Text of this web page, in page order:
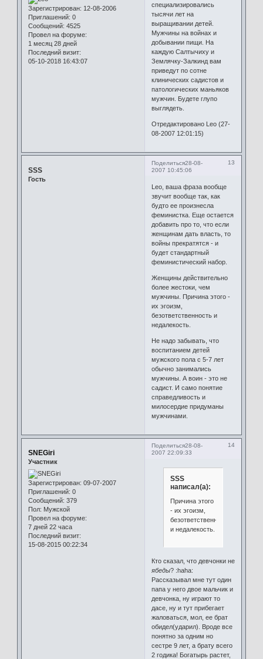
Зарегистрирован: 12-08-2006
Приглашений: 0
Сообщений: 4525
Провел на форуме:
1 месяц 28 дней
Последний визит:
05-10-2018 16:43:07
специализировались
тысячи лет на
выращивании детей.
Мужчины на войнах и
добывании пищи. На
каждую Салтычиху и
Землячку-Залкинд вам
приведут по сотне
клинических садистов и
патологических маньяков
мужчин. Будете глупо
выглядеть.
Отредактировано Leo (27-
08-2007 12:01:15)
Поделиться 13
28-08-
2007 10:45:06
SSS
Гость
Leo, ваша фраза вообще
звучит вообще так, как
будто ее произнесла
феминистка. Еще остается
добавить про то, что если
женщинам дать власть, то
войны прекратятся - и
будет стандартный
феминистический набор.
Женщины действительно
более жестоки, чем
мужчины. Причина этого -
их эгоизм,
безответственность и
недалекость.
Не надо забывать, что
воспитанием детей
мужского пола с 5-7 лет
обычно занимались
мужчины. А воин - это не
садист. И само понятие
справедливость и
милосердие придуманы
мужчинами.
Поделиться 14
28-08-
2007 22:09:33
SNEGiri
Участник
Зарегистрирован: 09-07-2007
Приглашений: 0
Сообщений: 379
Пол: Мужской
Провел на форуме:
7 дней 22 часа
Последний визит:
15-08-2015 00:22:34
SSS
написал(а):
Причина этого
- их эгоизм,
безответственность
и недалекость.
Кто сказал, что девчонки не
ябеды? :haha:
Рассказывал мне тут один
папа у него двое мальчик и
девчонка, ну играют то
дасе, ну и тут прибегает
жаловаться, мол, ее брат
обидел(ударил). Вроде все
понятно за одним но
сестре 9 лет, а брату всего
2 годика! Богатырь растет,